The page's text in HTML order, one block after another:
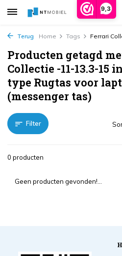
9,3
Terug Home Tags Ferrari
Producten getagd
Collectie -11-13.3-15
type Rugtas voor
(messenger tas)
Filter
0 producten
Geen producten gevonden!...